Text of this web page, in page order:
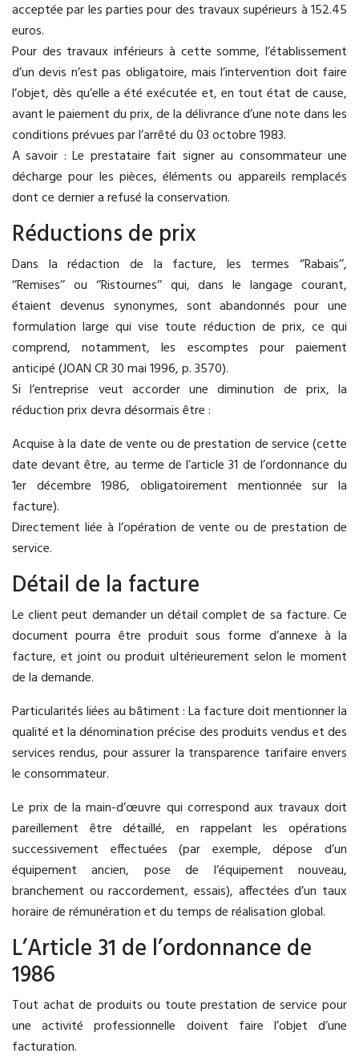
acceptée par les parties pour des travaux supérieurs à 152.45
euros.
Pour des travaux inférieurs à cette somme, l’établissement
d’un devis n’est pas obligatoire, mais l’intervention doit faire
l’objet, dès qu’elle a été exécutée et, en tout état de cause,
avant le paiement du prix, de la délivrance d’une note dans les
conditions prévues par l’arrêté du 03 octobre 1983.
A savoir : Le prestataire fait signer au consommateur une
décharge pour les pièces, éléments ou appareils remplacés
dont ce dernier a refusé la conservation.
Réductions de prix
Dans la rédaction de la facture, les termes ‘’Rabais’’,
‘’Remises’’ ou ‘’Ristournes’’ qui, dans le langage courant,
étaient devenus synonymes, sont abandonnés pour une
formulation large qui vise toute réduction de prix, ce qui
comprend, notamment, les escomptes pour paiement
anticipé (JOAN CR 30 mai 1996, p. 3570).
Si l’entreprise veut accorder une diminution de prix, la
réduction prix devra désormais être :
Acquise à la date de vente ou de prestation de service (cette
date devant être, au terme de l’article 31 de l’ordonnance du
1er décembre 1986, obligatoirement mentionnée sur la
facture).
Directement liée à l’opération de vente ou de prestation de
service.
Détail de la facture
Le client peut demander un détail complet de sa facture. Ce
document pourra être produit sous forme d’annexe à la
facture, et joint ou produit ultérieurement selon le moment
de la demande.
Particularités liées au bâtiment : La facture doit mentionner la
qualité et la dénomination précise des produits vendus et des
services rendus, pour assurer la transparence tarifaire envers
le consommateur.
Le prix de la main-d’œuvre qui correspond aux travaux doit
pareillement être détaillé, en rappelant les opérations
successivement effectuées (par exemple, dépose d’un
équipement ancien, pose de l’équipement nouveau,
branchement ou raccordement, essais), affectées d’un taux
horaire de rémunération et du temps de réalisation global.
L’Article 31 de l’ordonnance de
1986
Tout achat de produits ou toute prestation de service pour
une activité professionnelle doivent faire l’objet d’une
facturation.